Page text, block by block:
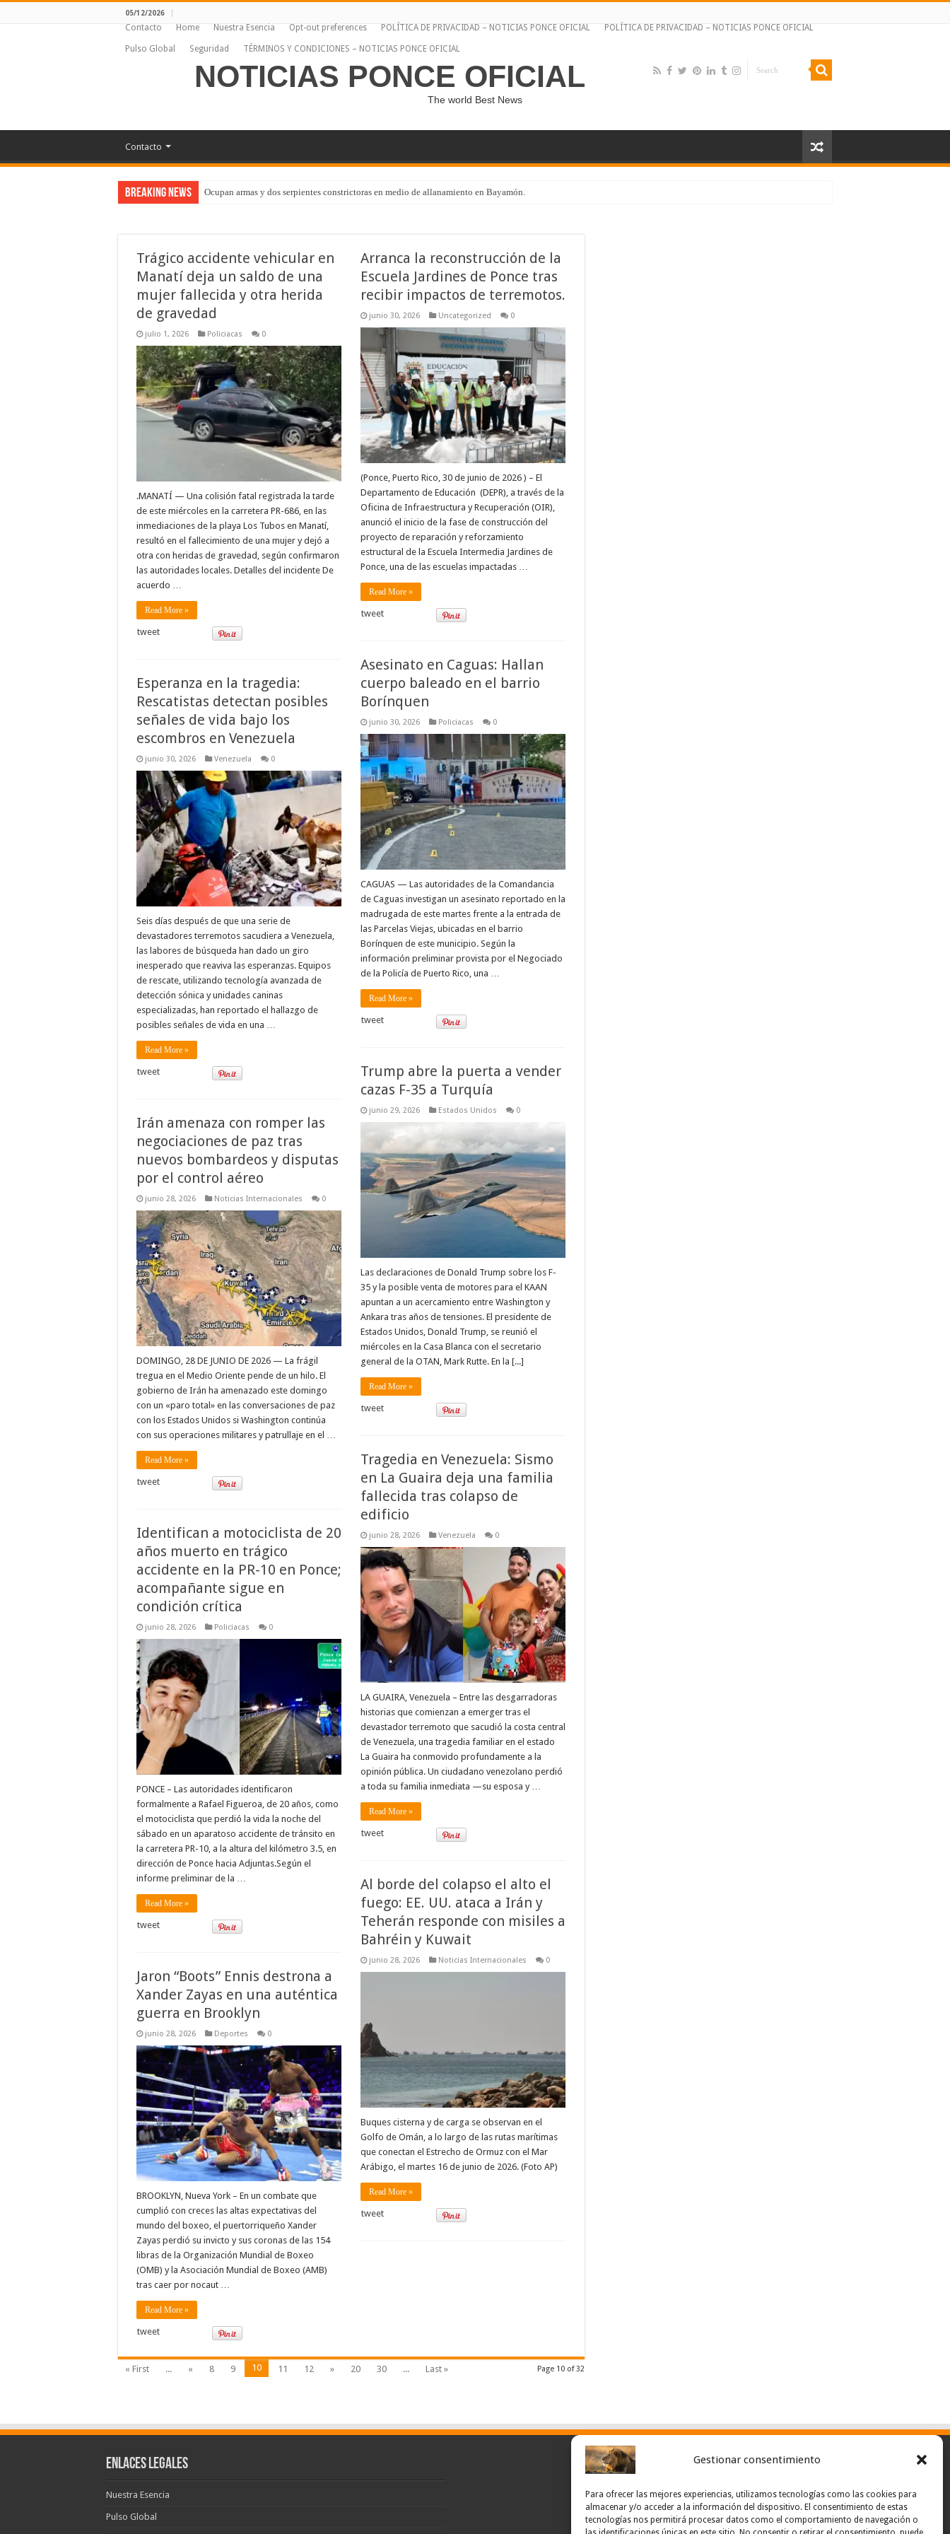
Gestionar consentimiento
Para ofrecer las mejores experiencias, utilizamos tecnologías como las cookies para
almacenar y/o acceder a la información del dispositivo. El consentimiento de estas
tecnologías nos permitirá procesar datos como el comportamiento de navegación o
05/12/2026
Contacto Home Nuestra Esencia Opt-out preferences POLÍTICA DE PRIVACIDAD – NOTICIAS PONCE OFICIAL POLÍTICA DE PRIVACIDAD – NOTICIAS PONCE OFICIAL
Pulso Global Seguridad TÉRMINOS Y CONDICIONES – NOTICIAS PONCE OFICIAL
NOTICIAS PONCE OFICIAL
The world Best News
Contacto
Breaking News Ocupan armas y dos serpientes constrictoras en medio de allanamiento en Bayamón.
Trágico accidente vehicular en
Manatí deja un saldo de una
mujer fallecida y otra herida
de gravedad
julio 1, 2026 Policiacas 0
.MANATÍ — Una colisión fatal registrada la tarde
de este miércoles en la carretera PR-686, en las
inmediaciones de la playa Los Tubos en Manatí,
resultó en el fallecimiento de una mujer y dejó a
otra con heridas de gravedad, según confirmaron
las autoridades locales. Detalles del incidente De
acuerdo …
Read More »
tweet
Arranca la reconstrucción de la
Escuela Jardines de Ponce tras
recibir impactos de terremotos.
junio 30, 2026 Uncategorized 0
(Ponce, Puerto Rico, 30 de junio de 2026 ) – El
Departamento de Educación (DEPR), a través de la
Oficina de Infraestructura y Recuperación (OIR),
anunció el inicio de la fase de construcción del
proyecto de reparación y reforzamiento
estructural de la Escuela Intermedia Jardines de
Ponce, una de las escuelas impactadas …
Read More »
tweet
Asesinato en Caguas: Hallan
cuerpo baleado en el barrio
Borínquen
junio 30, 2026 Policiacas 0
CAGUAS — Las autoridades de la Comandancia
de Caguas investigan un asesinato reportado en la
madrugada de este martes frente a la entrada de
las Parcelas Viejas, ubicadas en el barrio
Borínquen de este municipio. Según la
información preliminar provista por el Negociado
de la Policía de Puerto Rico, una …
Read More »
tweet
Esperanza en la tragedia:
Rescatistas detectan posibles
señales de vida bajo los
escombros en Venezuela
junio 30, 2026 Venezuela 0
Seis días después de que una serie de
devastadores terremotos sacudiera a Venezuela,
las labores de búsqueda han dado un giro
inesperado que reaviva las esperanzas. Equipos
de rescate, utilizando tecnología avanzada de
detección sónica y unidades caninas
especializadas, han reportado el hallazgo de
posibles señales de vida en una …
Read More »
tweet
Trump abre la puerta a vender
cazas F-35 a Turquía
junio 29, 2026 Estados Unidos 0
Las declaraciones de Donald Trump sobre los F-
35 y la posible venta de motores para el KAAN
apuntan a un acercamiento entre Washington y
Ankara tras años de tensiones. El presidente de
Estados Unidos, Donald Trump, se reunió el
miércoles en la Casa Blanca con el secretario
general de la OTAN, Mark Rutte. En la [...]
Read More »
tweet
Irán amenaza con romper las
negociaciones de paz tras
nuevos bombardeos y disputas
por el control aéreo
junio 28, 2026 Noticias Internacionales 0
DOMINGO, 28 DE JUNIO DE 2026 — La frágil
tregua en el Medio Oriente pende de un hilo. El
gobierno de Irán ha amenazado este domingo
con un «paro total» en las conversaciones de paz
con los Estados Unidos si Washington continúa
con sus operaciones militares y patrullaje en el …
Read More »
tweet
Tragedia en Venezuela: Sismo
en La Guaira deja una familia
fallecida tras colapso de
edificio
junio 28, 2026 Venezuela 0
LA GUAIRA, Venezuela – Entre las desgarradoras
historias que comienzan a emerger tras el
devastador terremoto que sacudió la costa central
de Venezuela, una tragedia familiar en el estado
La Guaira ha conmovido profundamente a la
opinión pública. Un ciudadano venezolano perdió
a toda su familia inmediata —su esposa y …
Read More »
tweet
Identifican a motociclista de 20
años muerto en trágico
accidente en la PR-10 en Ponce;
acompañante sigue en
condición crítica
junio 28, 2026 Policiacas 0
PONCE – Las autoridades identificaron
formalmente a Rafael Figueroa, de 20 años, como
el motociclista que perdió la vida la noche del
sábado en un aparatoso accidente de tránsito en
la carretera PR-10, a la altura del kilómetro 3.5, en
dirección de Ponce hacia Adjuntas.Según el
informe preliminar de la …
Read More »
tweet
Al borde del colapso el alto el
fuego: EE. UU. ataca a Irán y
Teherán responde con misiles a
Bahréin y Kuwait
junio 28, 2026 Noticias Internacionales 0
Buques cisterna y de carga se observan en el
Golfo de Omán, a lo largo de las rutas marítimas
que conectan el Estrecho de Ormuz con el Mar
Arábigo, el martes 16 de junio de 2026. (Foto AP)
Read More »
tweet
Jaron “Boots” Ennis destrona a
Xander Zayas en una auténtica
guerra en Brooklyn
junio 28, 2026 Deportes 0
BROOKLYN, Nueva York – En un combate que
cumplió con creces las altas expectativas del
mundo del boxeo, el puertorriqueño Xander
Zayas perdió su invicto y sus coronas de las 154
libras de la Organización Mundial de Boxeo
(OMB) y la Asociación Mundial de Boxeo (AMB)
tras caer por nocaut …
Read More »
tweet
Page 10 of 32
« First ... « 8 9 10 11 12 » 20 30 ... Last »
Enlaces Legales
Nuestra Esencia
Pulso Global